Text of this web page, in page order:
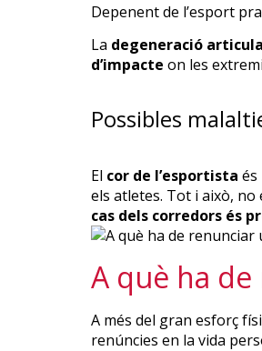
Depenent de l’esport
La degeneració
d’impacte on les
Possibles
El cor de l’esportista és
els atletes. Tot i això, no
cas dels corredors és
A què ha
A més del gran esforç
renúncies en la vida